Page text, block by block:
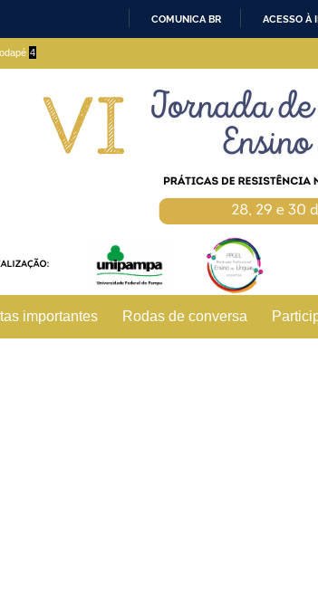
O
CONTEÚDO
COMUNICA BR ACESSO À
4
importantes Rodas de conversa